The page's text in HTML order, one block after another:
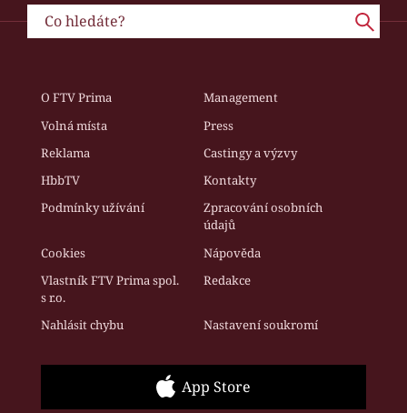
O FTV Prima
Management
Volná místa
Press
Reklama
Castingy a výzvy
HbbTV
Kontakty
Podmínky užívání
Zpracování osobních
údajů
Cookies
Nápověda
Vlastník FTV Prima spol.
s r.o.
Redakce
Nahlásit chybu Nastavení soukromí
App Store